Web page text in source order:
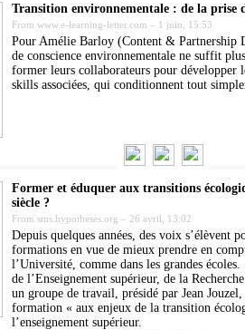
Transition environnementale : de la prise
From www.e-learning-letter.com – 1 juin, 15:53
Pour Amélie Barloy (Content & Partnership
de conscience environnementale ne suffit
former leurs collaborateurs pour développer
skills associées, qui conditionnent tout
Former et éduquer aux transitions
siècle ?
From sms.hypotheses.org – 26 avril, 13:02
Depuis quelques années, des voix s’élèvent
formations en vue de mieux prendre en
l’Université, comme dans les grandes
de l’Enseignement supérieur, de la
un groupe de travail, présidé par Jean
formation « aux enjeux de la transition
l’enseignement supérieur.